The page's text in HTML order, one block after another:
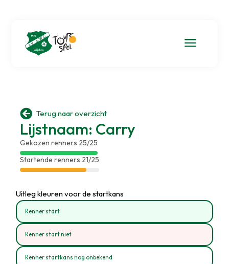
a
 Terug naar overzicht
Lijstnaam: Carry
Gekozen renners 25/25
Startende renners 21/25
Uitleg kleuren voor de startkans
Renner start
Renner start niet
Renner startkans nog onbekend